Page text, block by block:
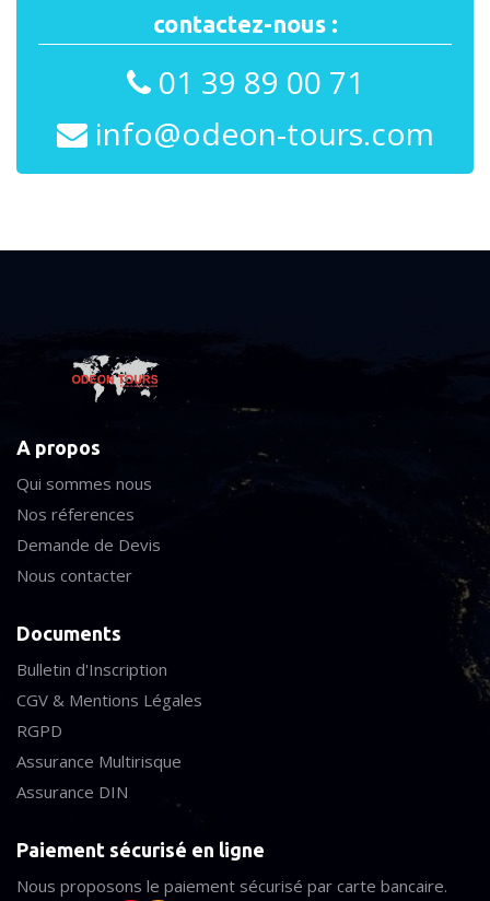
contactez-nous :
01 39 89 00 71
info@odeon-tours.com
A propos
Qui sommes nous
Nos réferences
Demande de Devis
Nous contacter
Documents
Bulletin d'Inscription
CGV & Mentions Légales
RGPD
Assurance Multirisque
Assurance DIN
Paiement sécurisé en ligne
Nous proposons le paiement sécurisé par carte bancaire.